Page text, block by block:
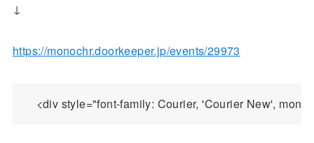
↓
https://monochr.doorkeeper.jp/events/29973